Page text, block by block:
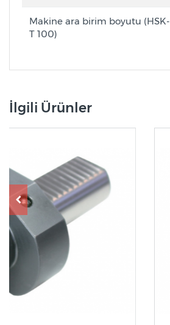
Makine ara birim boyutu (HSK-
T 100)
İlgili Ürünler